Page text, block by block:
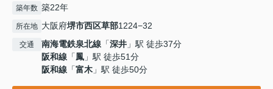
築年数 築22年
所在地 大阪府堺市西区草部1224−32
交通 南海電鉄泉北線 「深井 」駅 徒歩37分
阪和線 「鳳 」駅 徒歩51分
阪和線 「富木 」駅 徒歩50分